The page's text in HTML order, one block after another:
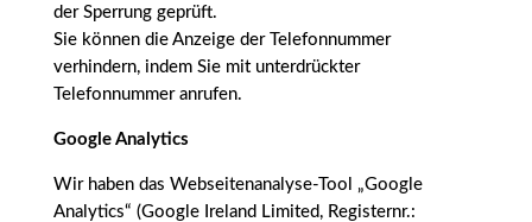
der Sperrung geprüft.
Sie können die Anzeige der Telefonnummer
verhindern, indem Sie mit unterdrückter
Telefonnummer anrufen.
Google Analytics
Wir haben das Webseitenanalyse-Tool „Google
Analytics“ (Google Ireland Limited, Registernr.: